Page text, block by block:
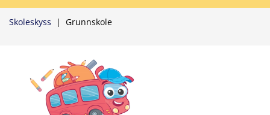
Grunnskole
|
Skoleskyss